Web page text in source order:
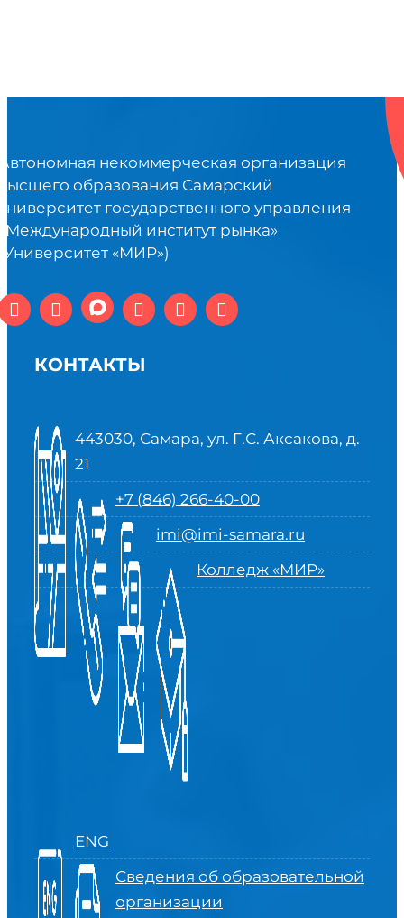
некоммерческая организация
образования Самарский
государственного управления
институт рынка»
«МИР»)
КОНТАКТЫ
443030, Самара, ул. Г.С. Аксакова, д.
21
+7 (846) 266-40-00
imi@imi-samara.ru
Колледж «МИР»
ENG
Сведения об образовательной
организации